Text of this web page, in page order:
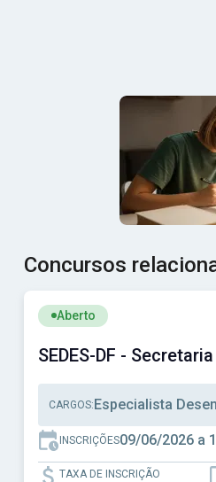
Concursos
Ver concurso: SEDES-DF -
Aberto
CARGOS:
INSCRIÇÕES09/06/2026 a
TAXA DE INSCRIÇÃO